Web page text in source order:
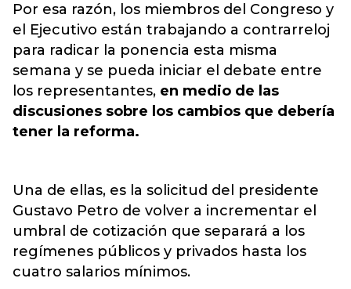
Por esa razón, los miembros del Congreso y
el Ejecutivo están trabajando a contrarreloj
para radicar la ponencia esta misma
semana y se pueda iniciar el debate entre
los representantes, en medio de las
discusiones sobre los cambios que debería
tener la reforma.
Una de ellas, es la solicitud del presidente
Gustavo Petro de volver a incrementar el
umbral de cotización que separará a los
regímenes públicos y privados hasta los
cuatro salarios mínimos.